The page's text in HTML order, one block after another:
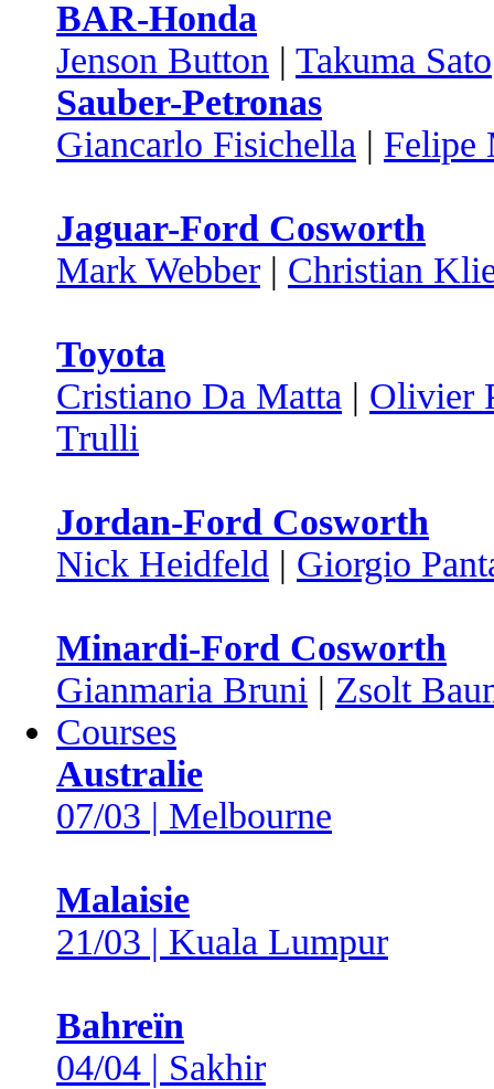
BAR-Honda
Jenson Button | Takuma Sato
Sauber-Petronas
Giancarlo Fisichella | Felipe
Jaguar-Ford Cosworth
Mark Webber | Christian
Toyota
Cristiano Da Matta | Olivier
Trulli
Jordan-Ford Cosworth
Nick Heidfeld | Giorgio
Minardi-Ford Cosworth
Gianmaria Bruni | Zsolt
Courses
Australie
07/03 | Melbourne
Malaisie
21/03 | Kuala Lumpur
Bahreïn
04/04 | Sakhir